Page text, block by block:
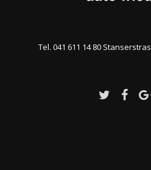
Tel. 041 611 14 80